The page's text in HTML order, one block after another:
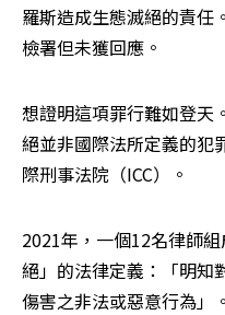
羅斯造成生態滅絕的責任
檢署但未獲回應。
想證明這項罪行難如登天
絕並非國際法所定義的犯
際刑事法院（ICC）。
2021年，一個12名律師
絕」的法律定義：「明知
傷害之非法或惡意行為」